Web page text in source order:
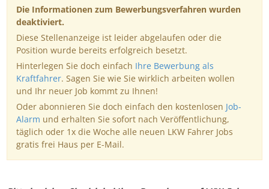
Die Informationen zum Bewerbungsverfahren wurden
deaktiviert.
Diese Stellenanzeige ist leider abgelaufen oder die
Position wurde bereits erfolgreich besetzt.
Hinterlegen Sie doch einfach Ihre Bewerbung als
Kraftfahrer. Sagen Sie wie Sie wirklich arbeiten wollen
und Ihr neuer Job kommt zu Ihnen!
Oder abonnieren Sie doch einfach den kostenlosen Job-
Alarm und erhalten Sie sofort nach Veröffentlichung,
täglich oder 1x die Woche alle neuen LKW Fahrer Jobs
gratis frei Haus per E-Mail.